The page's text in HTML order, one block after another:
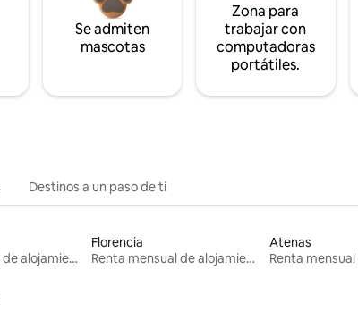
Se admiten
mascotas
Zona para
trabajar con
computadoras
portátiles.
Destinos a un paso de ti
Renta mensual de alojamientos
Florencia
Renta mensual de alojamientos
Atenas